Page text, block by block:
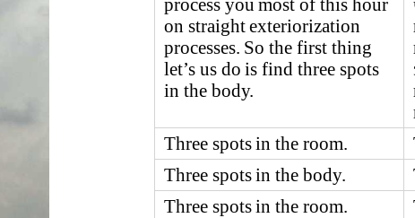
process you most of this hour
on straight exteriorization
processes. So the first thing
let’s us do is find three spots
in the body.
Three spots in the room.
Three spots in the body.
Three spots in the room.